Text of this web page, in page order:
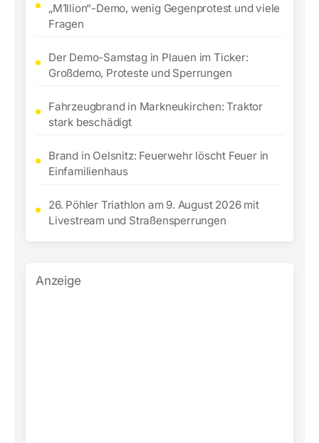
„M1llion“-Demo, wenig Gegenprotest und viele
Fragen
Der Demo-Samstag in Plauen im Ticker:
Großdemo, Proteste und Sperrungen
Fahrzeugbrand in Markneukirchen: Traktor
stark beschädigt
Brand in Oelsnitz: Feuerwehr löscht Feuer in
Einfamilienhaus
26. Pöhler Triathlon am 9. August 2026 mit
Livestream und Straßensperrungen
Anzeige